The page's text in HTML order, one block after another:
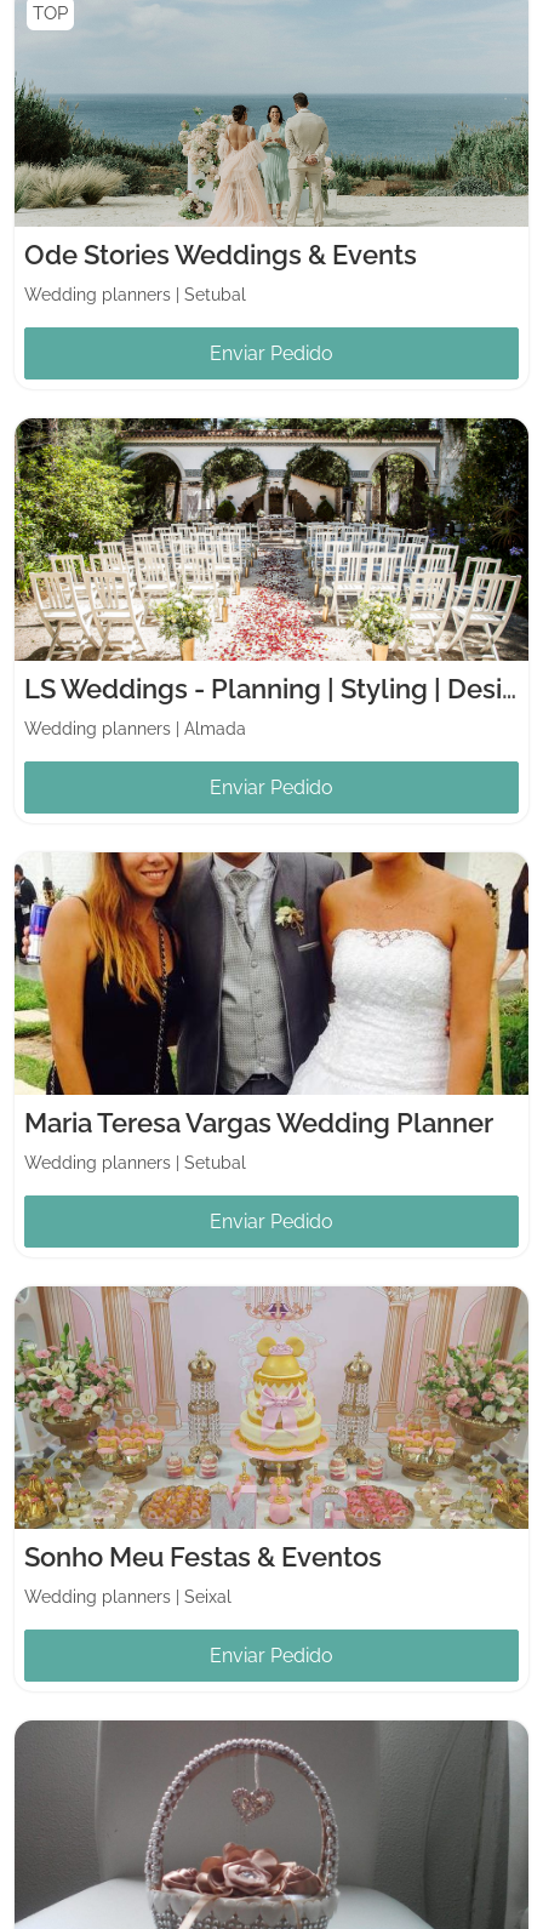
TOP
Ode Stories Weddings & Events
Wedding planners Setubal
Enviar Pedido
LS Weddings - Planning | Styling | Design
Wedding planners Almada
Enviar Pedido
Maria Teresa Vargas Wedding Planner
Wedding planners Setubal
Enviar Pedido
Sonho Meu Festas & Eventos
Wedding planners Seixal
Enviar Pedido